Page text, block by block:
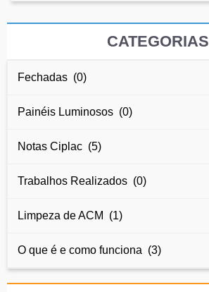
CATEGORIAS
Fechadas (0)
Painéis Luminosos (0)
Notas Ciplac (5)
Trabalhos Realizados (0)
Limpeza de ACM (1)
O que é e como funciona (3)